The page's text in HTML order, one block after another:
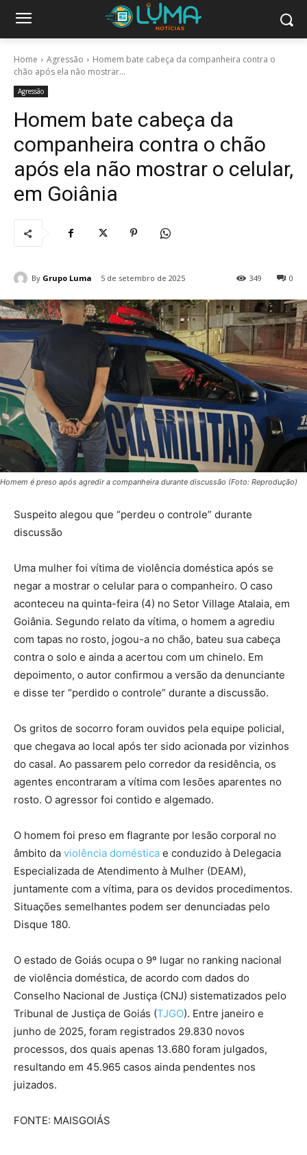
Home Agressão
Homem bate cabeça da companheira contra o
chão após ela não mostrar...
Agressão
Homem bate cabeça da
companheira contra o chão
após ela não mostrar o celular,
em Goiânia
By Grupo Luma 5 de setembro de 2025 0
349
Homem é preso após agredir a companheira durante discussão (Foto: Reprodução)
Suspeito alegou que “perdeu o controle” durante
discussão
Uma mulher foi vítima de violência doméstica após se
negar a mostrar o celular para o companheiro. O caso
aconteceu na quinta-feira (4) no Setor Village Atalaia, em
Goiânia. Segundo relato da vítima, o homem a agrediu
com tapas no rosto, jogou-a no chão, bateu sua cabeça
contra o solo e ainda a acertou com um chinelo. Em
depoimento, o autor confirmou a versão da denunciante
e disse ter “perdido o controle” durante a discussão.
Os gritos de socorro foram ouvidos pela equipe policial,
que chegava ao local após ter sido acionada por vizinhos
do casal. Ao passarem pelo corredor da residência, os
agentes encontraram a vítima com lesões aparentes no
rosto. O agressor foi contido e algemado.
O homem foi preso em flagrante por lesão corporal no
âmbito da violência doméstica e conduzido à Delegacia
Especializada de Atendimento à Mulher (DEAM),
juntamente com a vítima, para os devidos procedimentos.
Situações semelhantes podem ser denunciadas pelo
Disque 180.
O estado de Goiás ocupa o 9º lugar no ranking nacional
de violência doméstica, de acordo com dados do
Conselho Nacional de Justiça (CNJ) sistematizados pelo
Tribunal de Justiça de Goiás (TJGO). Entre janeiro e
junho de 2025, foram registrados 29.830 novos
processos, dos quais apenas 13.680 foram julgados,
resultando em 45.965 casos ainda pendentes nos
juizados.
FONTE: MAISGOIÁS